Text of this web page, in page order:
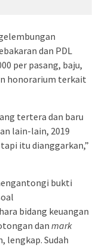
dan PDL
per pasang, baju,
honorarium terkait
tertera dan baru
lain-lain, 2019
itu dianggarkan,”
bukti
bidang keuangan
dan mark
lengkap. Sudah